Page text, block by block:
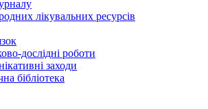
лікувальних ресурсів
дослідні роботи
заходи
бібліотека